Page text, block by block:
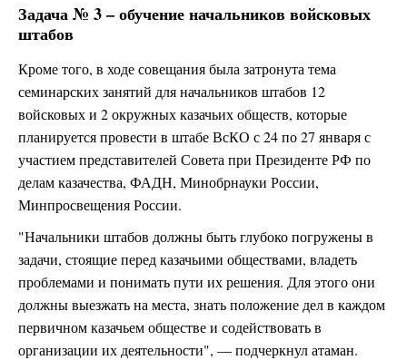
Задача № 3 – обучение начальников войсковых
штабов
Кроме того, в ходе совещания была затронута тема
семинарских занятий для начальников штабов 12
войсковых и 2 окружных казачьих обществ, которые
планируется провести в штабе ВсКО с 24 по 27 января с
участием представителей Совета при Президенте РФ по
делам казачества, ФАДН, Минобрнауки России,
Минпросвещения России.
"Начальники штабов должны быть глубоко погружены в
задачи, стоящие перед казачьими обществами, владеть
проблемами и понимать пути их решения. Для этого они
должны выезжать на места, знать положение дел в каждом
первичном казачьем обществе и содействовать в
организации их деятельности", — подчеркнул атаман.